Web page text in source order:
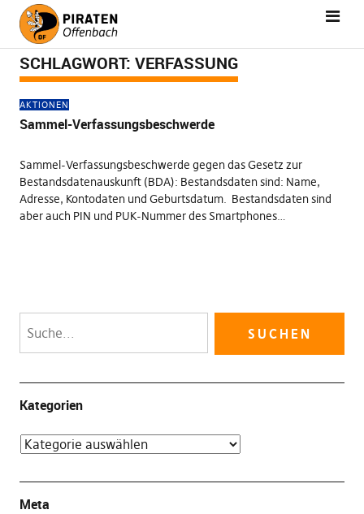
SCHLAGWORT: VERFASSUNG
AKTIONEN
Sammel-Verfassungsbeschwerde
Sammel-Verfassungsbeschwerde gegen das Gesetz zur
Bestandsdatenauskunft (BDA): Bestandsdaten sind: Name,
Adresse, Kontodaten und Geburtsdatum. Bestandsdaten sind
aber auch PIN und PUK-Nummer des Smartphones…
Kategorien
Meta